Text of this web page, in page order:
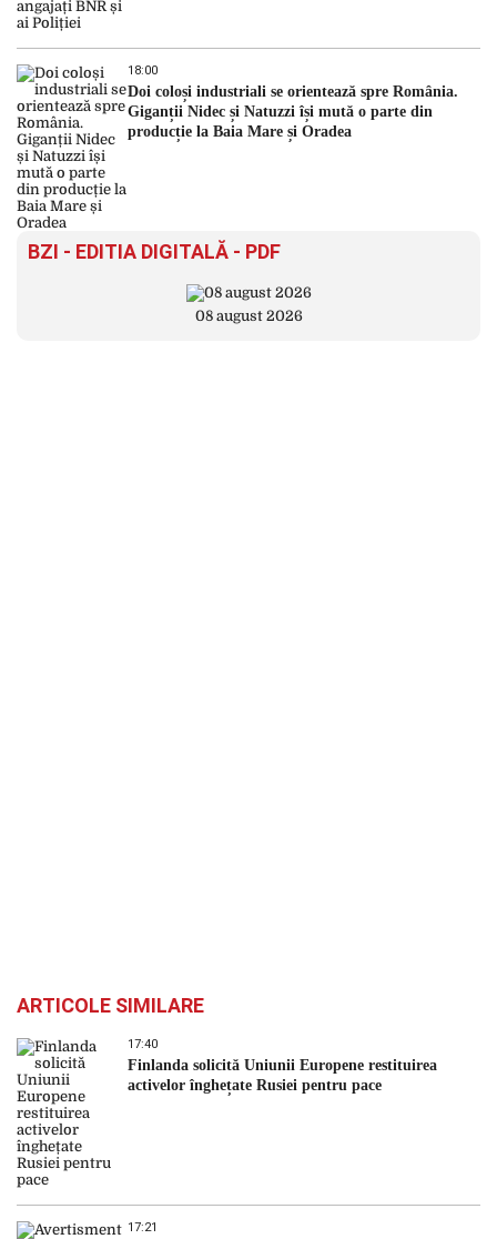
18:00
Doi coloși industriali se orientează spre România.
Giganții Nidec și Natuzzi își mută o parte din
producție la Baia Mare și Oradea
BZI - EDITIA DIGITALĂ - PDF
08 august 2026
ARTICOLE SIMILARE
17:40
Finlanda solicită Uniunii Europene restituirea
activelor înghețate Rusiei pentru pace
17:21